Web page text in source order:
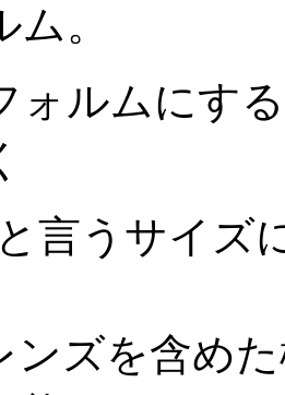
。
ォルムにす
言うサイズ
ンズを含め